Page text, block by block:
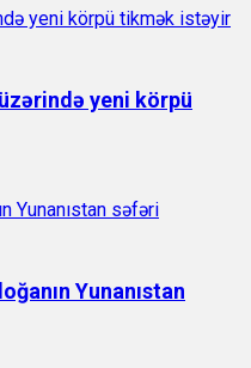
yeni körpü
Yunanıstan